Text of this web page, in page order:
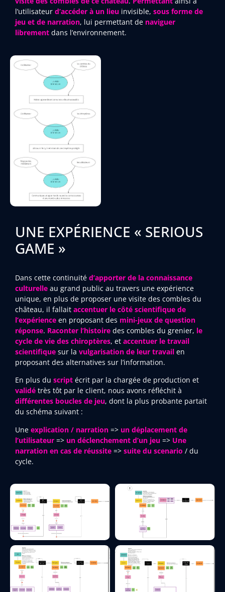
l’utilisateur d’accéder à un lieu invisible, sous forme de
jeu et de narration, lui permettant de naviguer
librement dans l’environnement.
UNE EXPÉRIENCE « SERIOUS
GAME »
Dans cette continuité d’apporter de la connaissance
culturelle au grand public au travers une expérience
unique, en plus de proposer une visite des combles du
château, il fallait accentuer le côté scientifique de
l’expérience en proposant des mini-jeux de question
réponse. Raconter l’histoire des combles du grenier, le
cycle de vie des chiroptères, et accentuer le travail
scientifique sur la vulgarisation de leur travail en
proposant des alternatives sur l’information.
En plus du script écrit par la chargée de production et
validé très tôt par le client, nous avons réfléchit à
différentes boucles de jeu, dont la plus probante partait
du schéma suivant :
Une explication / narration => un déplacement de
l’utilisateur => un déclenchement d’un jeu => Une
narration en cas de réussite => suite du scenario / du
cycle.